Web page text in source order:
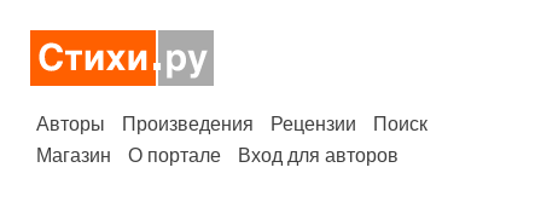
Авторы Произведения Рецензии
Поиск
Магазин
О портале Вход для авторов